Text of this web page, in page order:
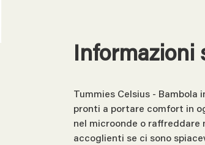
Informazioni
Tummies Celsius - Bambola
pronti a portare comfort in
nel microonde o raffreddare
accoglienti se ci sono